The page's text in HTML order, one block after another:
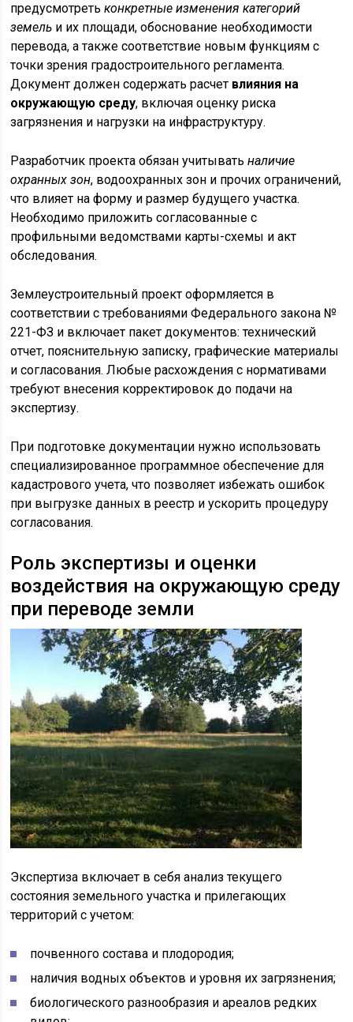
предусмотретьконкретные изменения категорий
земель и их площади, обоснование необходимости
перевода, а также соответствие новым функциям с
точки зрения градостроительного регламента.
Документ должен содержать расчет влияния на
окружающую среду, включая оценку риска
загрязнения и нагрузки на инфраструктуру.
Разработчик проекта обязан учитыватьналичие
охранных зон, водоохранных зон и прочих ограничений,
что влияет на форму и размер будущего участка.
Необходимо приложить согласованные с
профильными ведомствами карты-схемы и акт
обследования.
Землеустроительный проект оформляется в
соответствии с требованиями Федерального закона №
221-ФЗ и включает пакет документов: технический
отчет, пояснительную записку, графические материалы
и согласования. Любые расхождения с нормативами
требуют внесения корректировок до подачи на
экспертизу.
При подготовке документации нужно использовать
специализированное программное обеспечение для
кадастрового учета, что позволяет избежать ошибок
при выгрузке данных в реестр и ускорить процедуру
согласования.
Роль экспертизы и оценки
воздействия на окружающую среду
при переводе земли
Экспертиза включает в себя анализ текущего
состояния земельного участка и прилегающих
территорий с учетом:
почвенного состава и плодородия;
наличия водных объектов и уровня их загрязнения;
биологического разнообразия и ареалов редких